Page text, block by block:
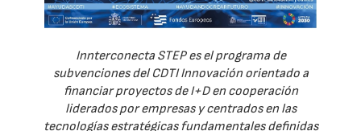
Innterconecta STEP es el programa de
subvenciones del CDTI Innovación orientado a
financiar proyectos de I+D en cooperación
liderados por empresas y centrados en las
tecnologías estratégicas fundamentales definidas